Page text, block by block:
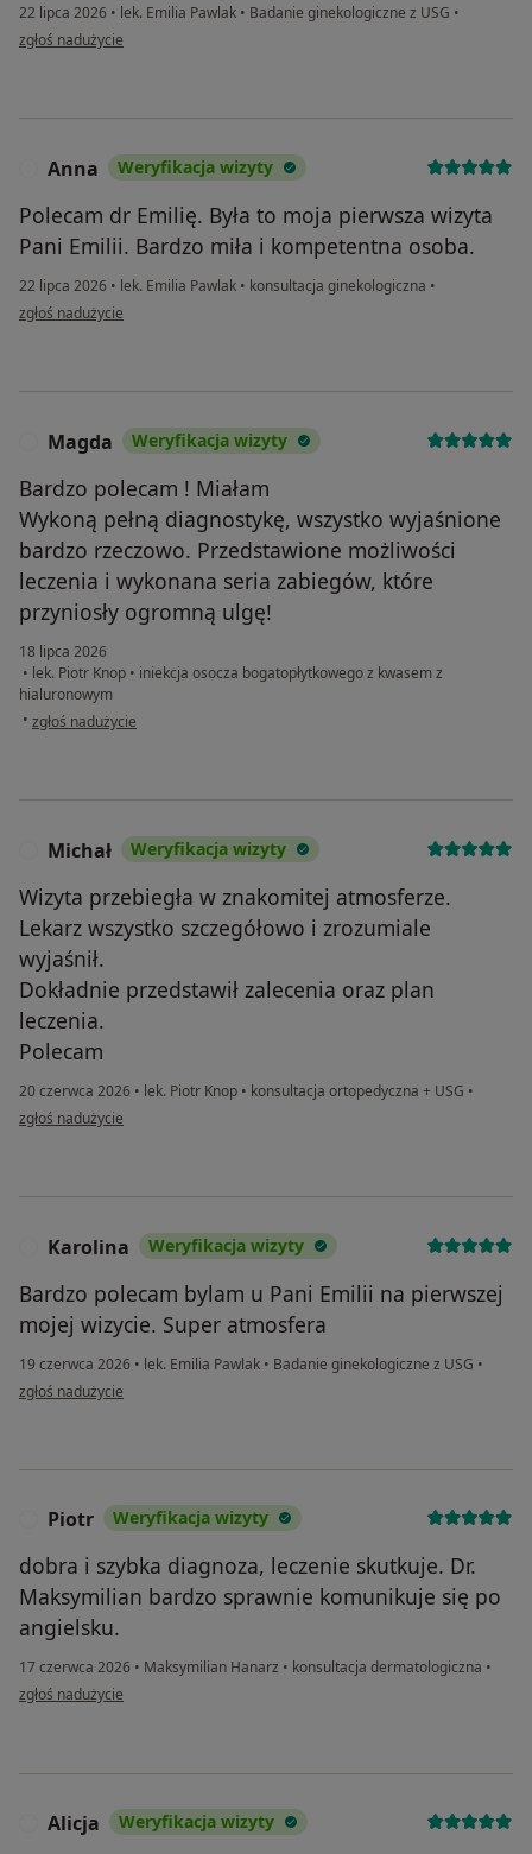
22 lipca 2026 • lek. Emilia Pawlak • Badanie ginekologiczne z USG •
w opinii użytkownika Magda
zgłoś nadużycie
Anna Weryfikacja wizyty
Polecam dr Emilię. Była to moja pierwsza wizyta
Pani Emilii. Bardzo miła i kompetentna osoba.
22 lipca 2026 • lek. Emilia Pawlak • konsultacja ginekologiczna •
w opinii użytkownika Anna
zgłoś nadużycie
Magda Weryfikacja wizyty
Bardzo polecam ! Miałam
Wykoną pełną diagnostykę, wszystko wyjaśnione
bardzo rzeczowo. Przedstawione możliwości
leczenia i wykonana seria zabiegów, które
przyniosły ogromną ulgę!
18 lipca 2026
• lek. Piotr Knop • iniekcja osocza bogatopłytkowego z kwasem z
hialuronowym
• w opinii użytkownika Magda
zgłoś nadużycie
Michał Weryfikacja wizyty
Wizyta przebiegła w znakomitej atmosferze.
Lekarz wszystko szczegółowo i zrozumiale
wyjaśnił.
Dokładnie przedstawił zalecenia oraz plan
leczenia.
Polecam
20 czerwca 2026 • lek. Piotr Knop • konsultacja ortopedyczna + USG •
w opinii użytkownika Michał
zgłoś nadużycie
Karolina Weryfikacja wizyty
Bardzo polecam bylam u Pani Emilii na pierwszej
mojej wizycie. Super atmosfera
19 czerwca 2026 • lek. Emilia Pawlak • Badanie ginekologiczne z USG •
w opinii użytkownika Karolina
zgłoś nadużycie
Piotr Weryfikacja wizyty
dobra i szybka diagnoza, leczenie skutkuje. Dr.
Maksymilian bardzo sprawnie komunikuje się po
angielsku.
17 czerwca 2026 • Maksymilian Hanarz • konsultacja dermatologiczna •
w opinii użytkownika Piotr
zgłoś nadużycie
Alicja Weryfikacja wizyty